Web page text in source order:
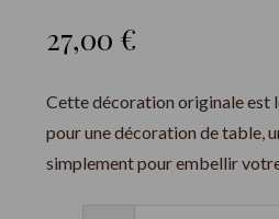
27,00 €
Cette décoration originale est
pour une décoration de table,
simplement pour embellir